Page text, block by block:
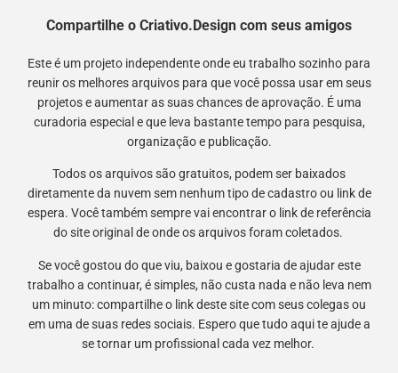
Compartilhe o Criativo.Design com seus amigos
Este é um projeto independente onde eu trabalho sozinho para
reunir os melhores arquivos para que você possa usar em seus
projetos e aumentar as suas chances de aprovação. É uma
curadoria especial e que leva bastante tempo para pesquisa,
organização e publicação.
Todos os arquivos são gratuitos, podem ser baixados
diretamente da nuvem sem nenhum tipo de cadastro ou link de
espera. Você também sempre vai encontrar o link de referência
do site original de onde os arquivos foram coletados.
Se você gostou do que viu, baixou e gostaria de ajudar este
trabalho a continuar, é simples, não custa nada e não leva nem
um minuto: compartilhe o link deste site com seus colegas ou
em uma de suas redes sociais. Espero que tudo aqui te ajude a
se tornar um profissional cada vez melhor.